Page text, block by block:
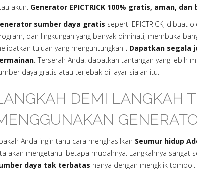
akun. Generator EPICTRICK 100% gratis, aman,
sumber daya gratis seperti EPICTRICK, dibuat
dan lingkungan yang banyak diminati, membuka
tujuan yang menguntungkan . Dapatkan segala
Terserah Anda: dapatkan tantangan yang lebih
daya gratis atau terjebak di layar sialan itu.
DEMI LANGKAH
Anda ingin tahu cara menghasilkan Seumur hidup
akan mengetahui betapa mudahnya. Langkahnya
daya tak terbatas hanya dengan mengklik tombol.